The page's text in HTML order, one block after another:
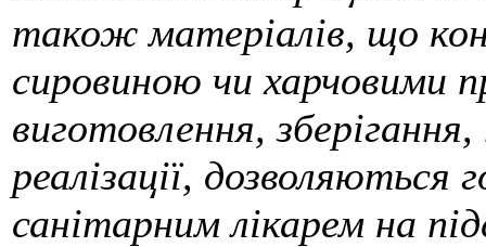
також матеріалів, що
сировиною чи харчовими
виготовлення,
реалізації,
санітарним лікарем на